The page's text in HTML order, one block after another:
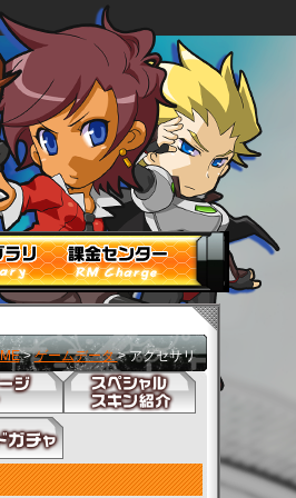
>ゲームデータ> アクセサリ